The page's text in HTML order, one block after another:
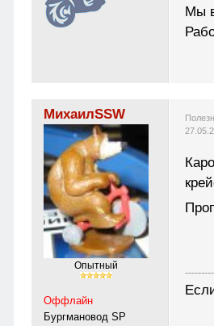
Мы
МихаилSSW
Опытный
Оффлайн
Бургмановод SP